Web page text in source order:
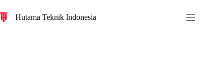
Hutama Teknik Indonesia